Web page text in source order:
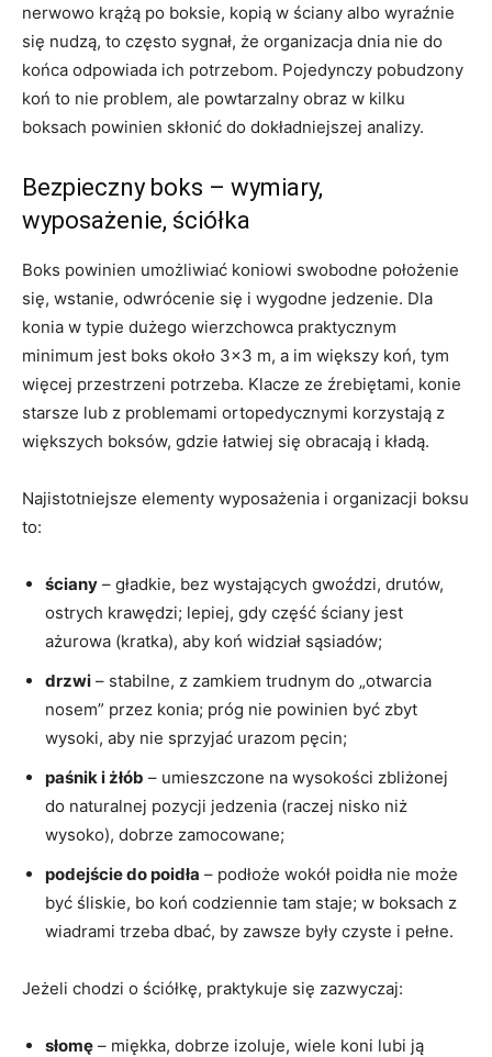
nerwowo krążą po boksie, kopią w ściany albo wyraźnie
się nudzą, to często sygnał, że organizacja dnia nie do
końca odpowiada ich potrzebom. Pojedynczy pobudzony
koń to nie problem, ale powtarzalny obraz w kilku
boksach powinien skłonić do dokładniejszej analizy.
Bezpieczny boks – wymiary,
wyposażenie, ściółka
Boks powinien umożliwiać koniowi swobodne położenie
się, wstanie, odwrócenie się i wygodne jedzenie. Dla
konia w typie dużego wierzchowca praktycznym
minimum jest boks około 3×3 m, a im większy koń, tym
więcej przestrzeni potrzeba. Klacze ze źrebiętami, konie
starsze lub z problemami ortopedycznymi korzystają z
większych boksów, gdzie łatwiej się obracają i kładą.
Najistotniejsze elementy wyposażenia i organizacji boksu
to:
ściany – gładkie, bez wystających gwoździ, drutów,
ostrych krawędzi; lepiej, gdy część ściany jest
ażurowa (kratka), aby koń widział sąsiadów;
drzwi – stabilne, z zamkiem trudnym do „otwarcia
nosem” przez konia; próg nie powinien być zbyt
wysoki, aby nie sprzyjać urazom pęcin;
paśnik i żłób – umieszczone na wysokości zbliżonej
do naturalnej pozycji jedzenia (raczej nisko niż
wysoko), dobrze zamocowane;
podejście do poidła – podłoże wokół poidła nie może
być śliskie, bo koń codziennie tam staje; w boksach z
wiadrami trzeba dbać, by zawsze były czyste i pełne.
Jeżeli chodzi o ściółkę, praktykuje się zazwyczaj:
słomę – miękka, dobrze izoluje, wiele koni lubi ją